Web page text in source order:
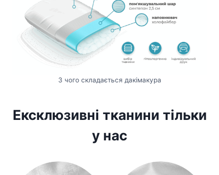
З чого складається дакімакура
Ексклюзивні тканини тільки
у нас